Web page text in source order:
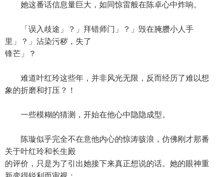
她这番话信息量巨大，如同惊雷般在陈卓心中炸响。
「误入歧途」？」拜错师门」？」毁在腌臜小人手
里」？」沾染污秽，失了
锋芒」？
难道叶红玲这些年，并非风光无限，反而经历了难以想
象的折磨和打压？！
一些模糊的猜测，开始在他心中隐隐成型。
陈璇似乎完全不在意他内心的惊涛骇浪，仿佛刚才那番
关于叶红玲和长生殿
的评价，只是为了引出她接下来真正想说的话。她的眼神重